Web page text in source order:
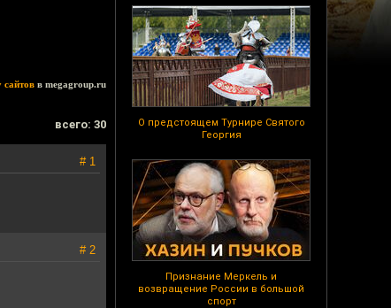
О предстоящем Турнире Святого
Георгия
Признание Меркель и
возвращение России в большой
спорт
сайтов в megagroup.ru
всего: 30
# 1
# 2